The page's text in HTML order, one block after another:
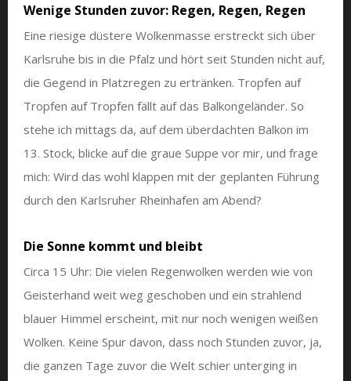
Wenige Stunden zuvor: Regen, Regen, Regen
Eine riesige düstere Wolkenmasse erstreckt sich über
Karlsruhe bis in die Pfalz und hört seit Stunden nicht auf,
die Gegend in Platzregen zu ertränken. Tropfen auf
Tropfen auf Tropfen fällt auf das Balkongeländer. So
stehe ich mittags da, auf dem überdachten Balkon im
13. Stock, blicke auf die graue Suppe vor mir, und frage
mich: Wird das wohl klappen mit der geplanten Führung
durch den Karlsruher Rheinhafen am Abend?
Die Sonne kommt und bleibt
Circa 15 Uhr: Die vielen Regenwolken werden wie von
Geisterhand weit weg geschoben und ein strahlend
blauer Himmel erscheint, mit nur noch wenigen weißen
Wolken. Keine Spur davon, dass noch Stunden zuvor, ja,
die ganzen Tage zuvor die Welt schier unterging in